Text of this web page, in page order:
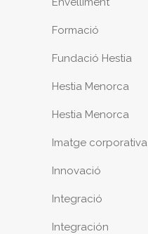
Formació
Fundació Hestia
Hestia Menorca
Hestia Menorca
Imatge corporativa
Innovació
Integració
Integración